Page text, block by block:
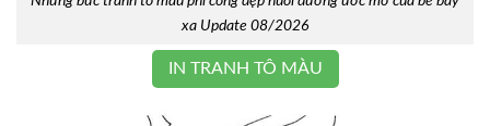
xa Update 08/2026
IN TRANH TÔ MÀU